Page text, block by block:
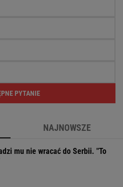
PYTANIE
NAJNOWSZE
mu nie wracać do Serbii. "To